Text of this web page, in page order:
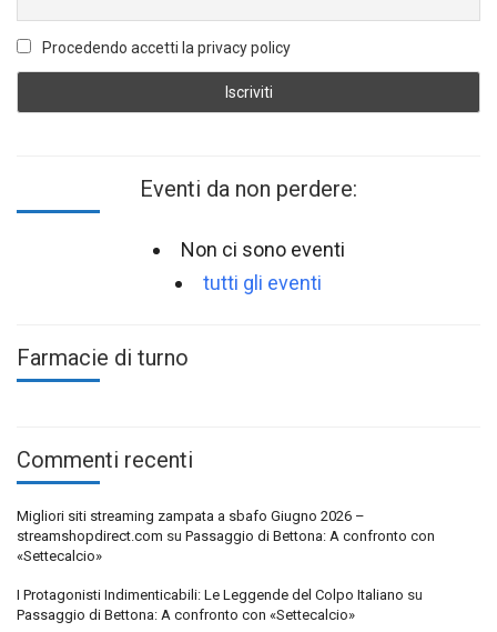
Procedendo accetti la privacy policy
Eventi da non perdere:
Non ci sono eventi
tutti gli eventi
Farmacie di turno
Commenti recenti
Migliori siti streaming zampata a sbafo Giugno 2026 –
streamshopdirect.com su Passaggio di Bettona: A confronto con
«Settecalcio»
I Protagonisti Indimenticabili: Le Leggende del Colpo Italiano su
Passaggio di Bettona: A confronto con «Settecalcio»